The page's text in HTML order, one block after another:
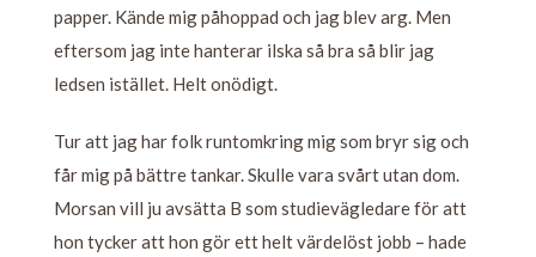
papper. Kände mig påhoppad och jag blev arg. Men
eftersom jag inte hanterar ilska så bra så blir jag
ledsen istället. Helt onödigt.
Tur att jag har folk runtomkring mig som bryr sig och
får mig på bättre tankar. Skulle vara svårt utan dom.
Morsan vill ju avsätta B som studievägledare för att
hon tycker att hon gör ett helt värdelöst jobb – hade